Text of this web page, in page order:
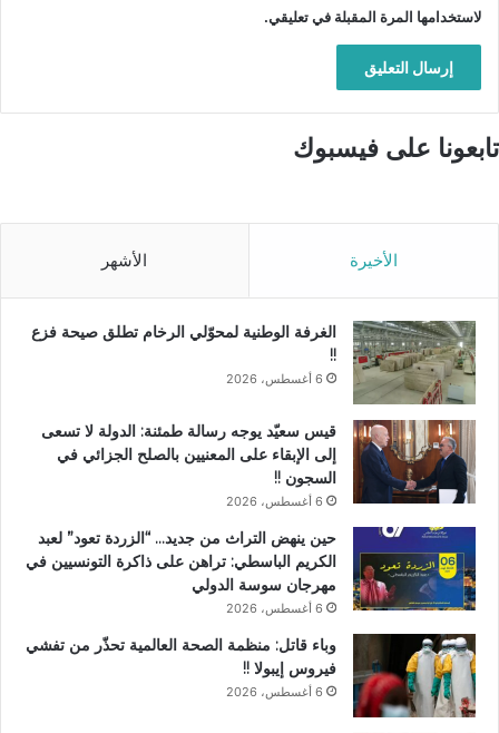
لاستخدامها المرة المقبلة في تعليقي.
تابعونا على فيسبوك
الأخيرة الأشهر
الغرفة الوطنية لمحوّلي الرخام تطلق صيحة فزع
!!
6 أغسطس، 2026
قيس سعيّد يوجه رسالة طمئنة: الدولة لا تسعى
إلى الإبقاء على المعنيين بالصلح الجزائي في
السجون !!
6 أغسطس، 2026
حين ينهض التراث من جديد… “الزردة تعود” لعبد
الكريم الباسطي: تراهن على ذاكرة التونسيين في
مهرجان سوسة الدولي
6 أغسطس، 2026
وباء قاتل: منظمة الصحة العالمية تحذّر من تفشي
فيروس إيبولا !!
6 أغسطس، 2026